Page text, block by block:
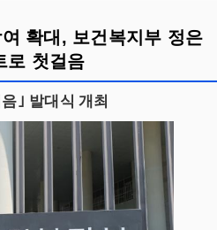
확대, 보건복지부 정은
로 첫걸음
｣ 발대식 개최